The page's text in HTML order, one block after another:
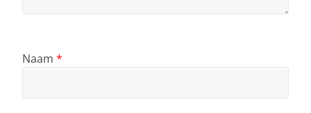
Naam *